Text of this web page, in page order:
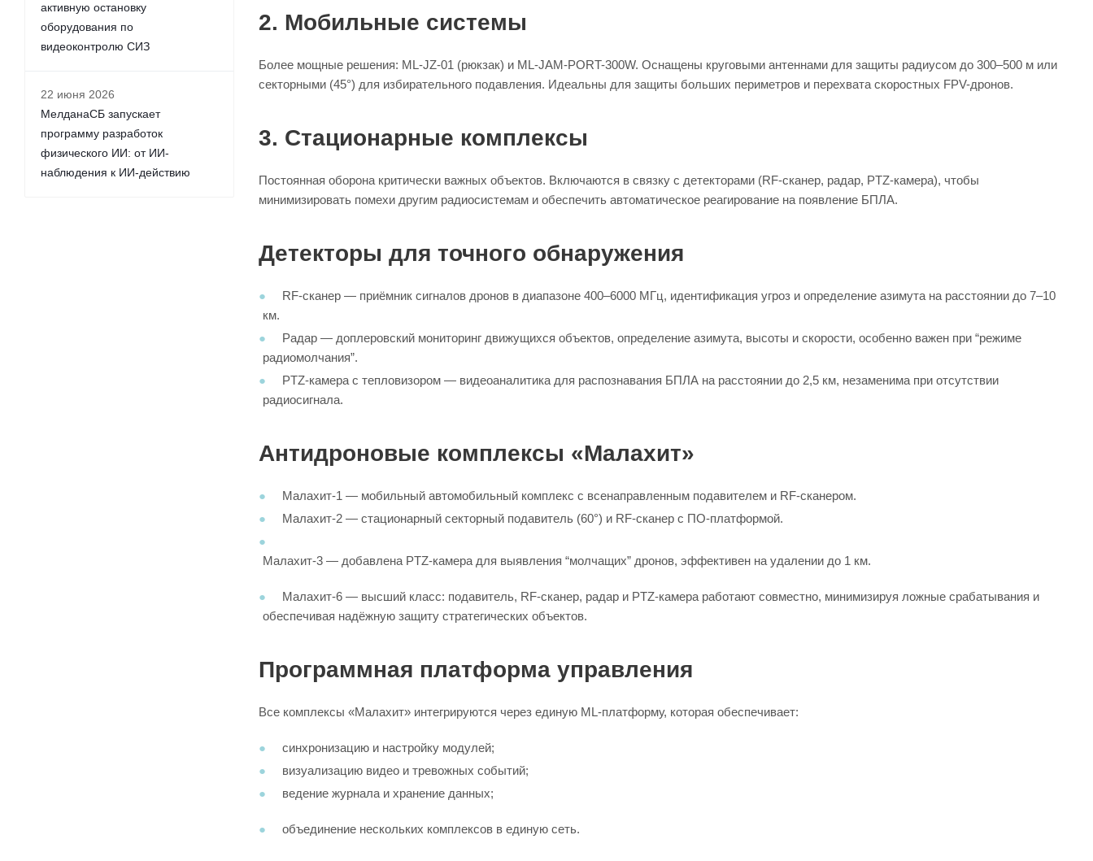
2. Мобильные системы
Более мощные решения: ML-JZ-01 (рюкзак) и ML-JAM-PORT-300W. Оснащены круговыми антеннами для защиты радиусом до 300–500 м или
секторными (45°) для избирательного подавления. Идеальны для защиты больших периметров и перехвата скоростных FPV-дронов.
3. Стационарные комплексы
Постоянная оборона критически важных объектов. Включаются в связку с детекторами (RF-сканер, радар, PTZ-камера), чтобы
минимизировать помехи другим радиосистемам и обеспечить автоматическое реагирование на появление БПЛА.
Детекторы для точного обнаружения
RF-сканер — приёмник сигналов дронов в диапазоне 400–6000 МГц, идентификация угроз и определение азимута на расстоянии до 7–10
км.
Радар — доплеровский мониторинг движущихся объектов, определение азимута, высоты и скорости, особенно важен при “режиме
радиомолчания”.
PTZ-камера с тепловизором — видеоаналитика для распознавания БПЛА на расстоянии до 2,5 км, незаменима при отсутствии
радиосигнала.
Антидроновые комплексы «Малахит»
Малахит-1 — мобильный автомобильный комплекс с всенаправленным подавителем и RF-сканером.
Малахит-2 — стационарный секторный подавитель (60°) и RF-сканер с ПО-платформой.
Малахит-3 — добавлена PTZ-камера для выявления “молчащих” дронов, эффективен на удалении до 1 км.
Малахит-6 — высший класс: подавитель, RF-сканер, радар и PTZ-камера работают совместно, минимизируя ложные срабатывания и
обеспечивая надёжную защиту стратегических объектов.
Программная платформа управления
Все комплексы «Малахит» интегрируются через единую ML-платформу, которая обеспечивает:
синхронизацию и настройку модулей;
визуализацию видео и тревожных событий;
ведение журнала и хранение данных;
объединение нескольких комплексов в единую сеть.
активную остановку
оборудования по
видеоконтролю СИЗ
22 июня 2026
МелданаСБ запускает
программу разработок
физического ИИ: от ИИ-
наблюдения к ИИ-действию